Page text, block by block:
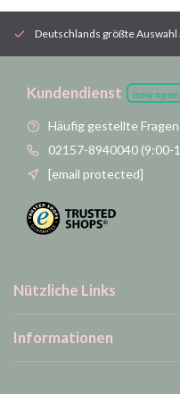
Deutschlands größte
Kundendienst now
Häufig gestellte Fragen
02157-8940040 (9:00-
[email protected]
Nützliche Links
Informationen